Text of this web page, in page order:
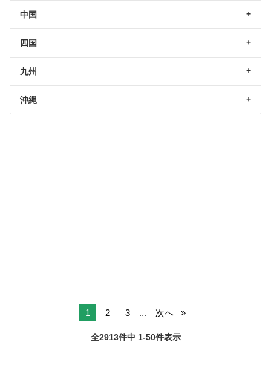
中国
四国
九州
沖縄
1 2 3 ... 次へ
全2913件中 1-50件表示